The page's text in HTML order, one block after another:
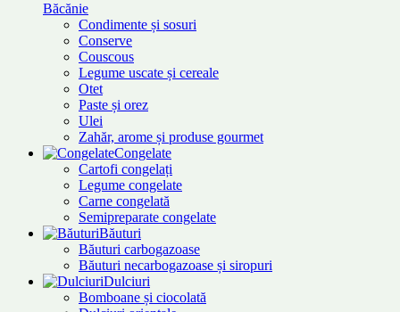
Băcănie
Condimente și sosuri
Conserve
Couscous
Legume uscate și cereale
Otet
Paste și orez
Ulei
Zahăr, arome și produse gourmet
Congelate
Cartofi congelați
Legume congelate
Carne congelată
Semipreparate congelate
Băuturi
Băuturi carbogazoase
Băuturi necarbogazoase și siropuri
Dulciuri
Bomboane și ciocolată